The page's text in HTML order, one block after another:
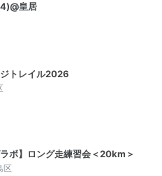
皇居
トレイル2026
ラボ】ロング走練習会＜20km＞
区